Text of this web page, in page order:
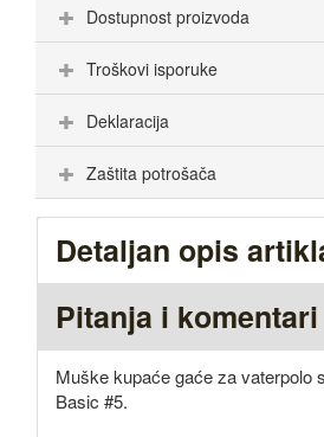
Dostupnost proizvoda
Troškovi isporuke
Deklaracija
Zaštita potrošača
Detaljan opis
Pitanja i komentari
Muške kupaće gaće za vaterpolo
Basic #5.